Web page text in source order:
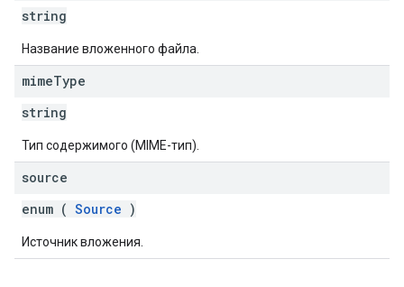
string
Название вложенного файла.
mimeType
string
Тип содержимого (MIME-тип).
source
enum ( Source )
Источник вложения.